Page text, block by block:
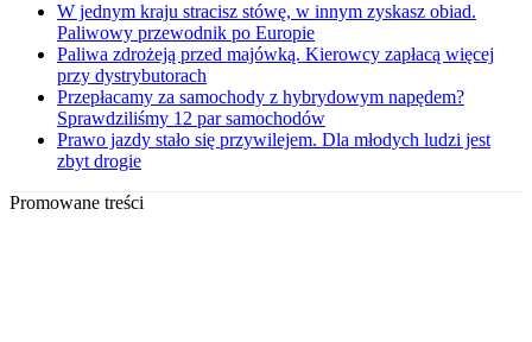
W jednym kraju stracisz stówę, w innym zyskasz obiad.
Paliwowy przewodnik po Europie
Paliwa zdrożeją przed majówką. Kierowcy zapłacą więcej
przy dystrybutorach
Przepłacamy za samochody z hybrydowym napędem?
Sprawdziliśmy 12 par samochodów
Prawo jazdy stało się przywilejem. Dla młodych ludzi jest
zbyt drogie
Promowane treści